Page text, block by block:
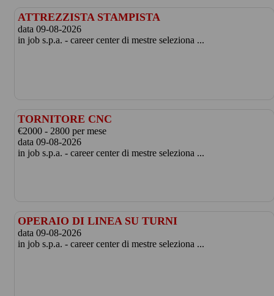
ATTREZZISTA STAMPISTA
data 09-08-2026
in job s.p.a. - career center di mestre seleziona ...
TORNITORE CNC
€2000 - 2800 per mese
data 09-08-2026
in job s.p.a. - career center di mestre seleziona ...
OPERAIO DI LINEA SU TURNI
data 09-08-2026
in job s.p.a. - career center di mestre seleziona ...